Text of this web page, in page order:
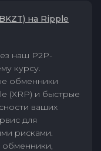
на Ripple
наш P2P-
курсу.
обменники
(XRP) и быстрые
ваших
для
рисками.